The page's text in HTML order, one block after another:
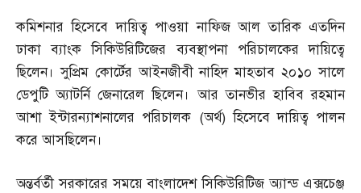
কমিশনার হিসেবে দায়িত্ব পাওয়া নাফিজ আল তারিক এতদিন
ঢাকা ব্যাংক সিকিউরিটিজের ব্যবস্থাপনা পরিচালকের দায়িত্বে
ছিলেন। সুপ্রিম কোর্টের আইনজীবী নাহিদ মাহতাব ২০১০ সালে
ডেপুটি অ্যাটর্নি জেনারেল ছিলেন। আর তানভীর হাবিব রহমান
আশা ইন্টারন্যাশনালের পরিচালক (অর্থ)হিসেবে দায়িত্ব পালন
করে আসছিলেন।
অন্তর্বর্তী সরকারের সময়ে বাংলাদেশ সিকিউরিটিজ অ্যান্ড এক্সচেঞ্জ